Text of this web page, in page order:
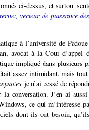
ci-dessus, et surtout
vecteur de puissance
à l’université de
avocat à la Cour d’appel
impliqué dans plusieurs
assez intimidant, mais
je n’ai cessé de
conversation. J’en ai
ce qui m’intéresse
dont ils ont besoin,